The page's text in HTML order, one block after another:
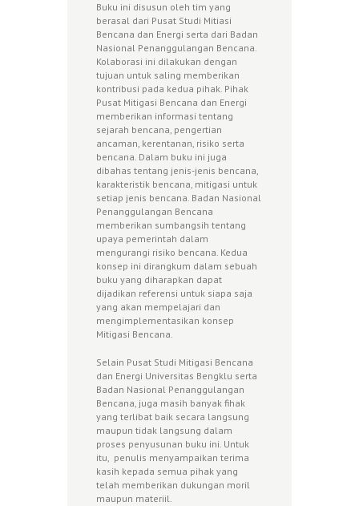
Buku ini disusun oleh tim yang
berasal dari Pusat Studi Mitiasi
Bencana dan Energi serta dari Badan
Nasional Penanggulangan Bencana.
Kolaborasi ini dilakukan dengan
tujuan untuk saling memberikan
kontribusi pada kedua pihak. Pihak
Pusat Mitigasi Bencana dan Energi
memberikan informasi tentang
sejarah bencana, pengertian
ancaman, kerentanan, risiko serta
bencana. Dalam buku ini juga
dibahas tentang jenis-jenis bencana,
karakteristik bencana, mitigasi untuk
setiap jenis bencana. Badan Nasional
Penanggulangan Bencana
memberikan sumbangsih tentang
upaya pemerintah dalam
mengurangi risiko bencana. Kedua
konsep ini dirangkum dalam sebuah
buku yang diharapkan dapat
dijadikan referensi untuk siapa saja
yang akan mempelajari dan
mengimplementasikan konsep
Mitigasi Bencana.
Selain Pusat Studi Mitigasi Bencana
dan Energi Universitas Bengklu serta
Badan Nasional Penanggulangan
Bencana, juga masih banyak fihak
yang terlibat baik secara langsung
maupun tidak langsung dalam
proses penyusunan buku ini. Untuk
itu, penulis menyampaikan terima
kasih kepada semua pihak yang
telah memberikan dukungan moril
maupun materiil.